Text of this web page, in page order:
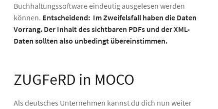
Buchhaltungssoftware eindeutig ausgelesen werden
können. Entscheidend: Im Zweifelsfall haben die Daten
Vorrang. Der Inhalt des sichtbaren PDFs und der XML-
Daten sollten also unbedingt übereinstimmen.
ZUGFeRD in MOCO
Als deutsches Unternehmen kannst du dich nun weiter